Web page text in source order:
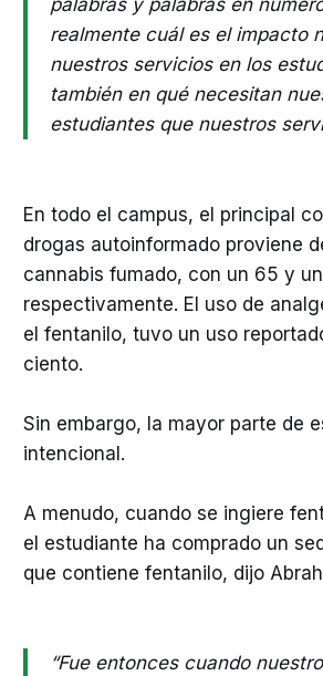
palabras y palabras en
realmente cuál es el impacto
nuestros servicios en los
también en qué necesitan
estudiantes que nuestros
En todo el campus, el principal
drogas autoinformado proviene
cannabis fumado, con un 65 y
respectivamente. El uso de
el fentanilo, tuvo un uso
ciento.
Sin embargo, la mayor parte de
intencional.
A menudo, cuando se ingiere
el estudiante ha comprado un
que contiene fentanilo, dijo
“Fue entonces cuando